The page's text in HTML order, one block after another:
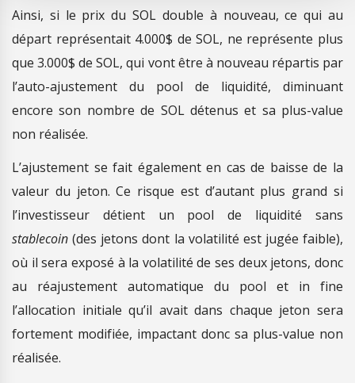
Ainsi, si le prix du SOL double à nouveau, ce qui au
départ représentait 4.000$ de SOL, ne représente plus
que 3.000$ de SOL, qui vont être à nouveau répartis par
l’auto-ajustement du pool de liquidité, diminuant
encore son nombre de SOL détenus et sa plus-value
non réalisée.
L’ajustement se fait également en cas de baisse de la
valeur du jeton. Ce risque est d’autant plus grand si
l’investisseur détient un pool de liquidité sans
stablecoin (des jetons dont la volatilité est jugée faible),
où il sera exposé à la volatilité de ses deux jetons, donc
au réajustement automatique du pool et in fine
l’allocation initiale qu’il avait dans chaque jeton sera
fortement modifiée, impactant donc sa plus-value non
réalisée.